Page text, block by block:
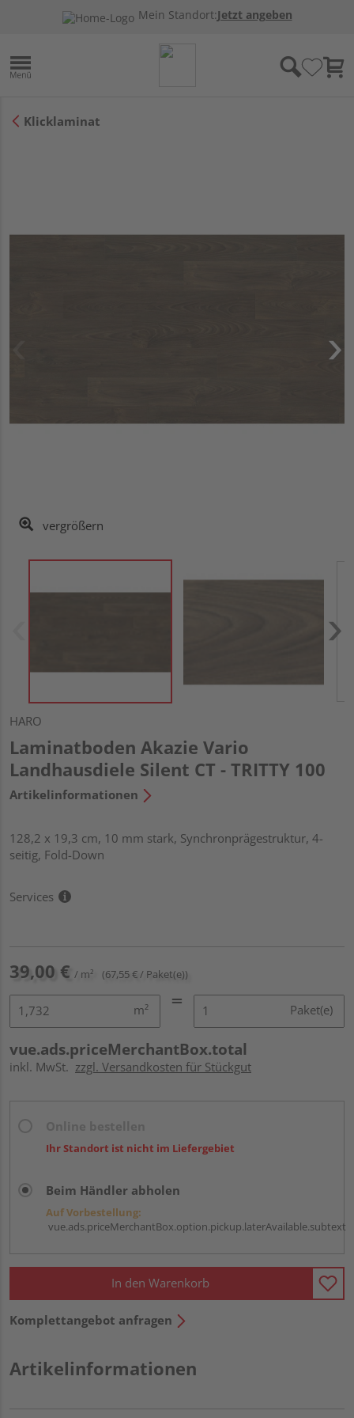
Mein Standort:Jetzt angeben
Klicklaminat
vergrößern
HARO
Laminatboden Akazie Vario
Landhausdiele Silent CT - TRITTY 100
Artikelinformationen
128,2 x 19,3 cm, 10 mm stark, Synchronprägestruktur, 4-
seitig, Fold-Down
Services
39,00 € / m² (67,55 € / Paket(e))
m² Paket(e)
vue.ads.priceMerchantBox.total
inkl. MwSt. zzgl. Versandkosten für Stückgut
Ihr Standort ist nicht im Liefergebiet
Beim Händler abholen
Auf Vorbestellung:
vue.ads.priceMerchantBox.option.pickup.laterAvailable.subtext
In den Warenkorb
Komplettangebot anfragen
Artikelinformationen